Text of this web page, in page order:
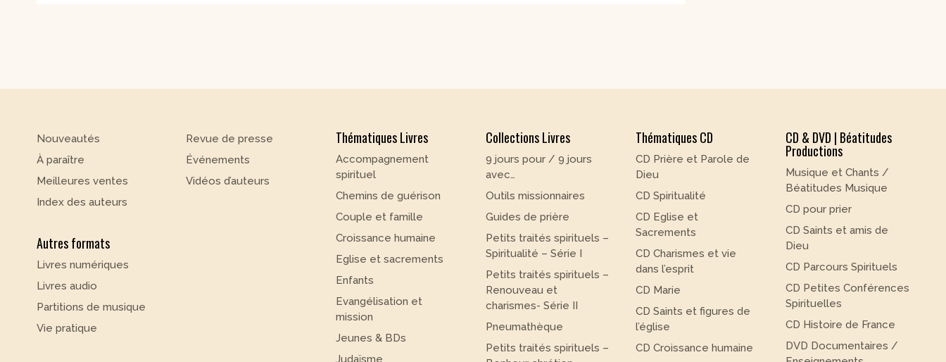
Nouveautés
À paraître
Meilleures ventes
Index des auteurs
Autres formats
Livres numériques
Livres audio
Partitions de musique
Vie pratique
Revue de presse
Événements
Vidéos d’auteurs
Thématiques Livres
Accompagnement
spirituel
Chemins de guérison
Couple et famille
Croissance humaine
Eglise et sacrements
Enfants
Evangélisation et
mission
Jeunes & BDs
Judaïsme
Collections Livres
9 jours pour / 9 jours
avec…
Outils missionnaires
Guides de prière
Petits traités spirituels –
Spiritualité – Série I
Petits traités spirituels –
Renouveau et
charismes- Série II
Pneumathèque
Petits traités spirituels –
Thématiques CD
CD Prière et Parole de
Dieu
CD Spiritualité
CD Eglise et
Sacrements
CD Charismes et vie
dans l’esprit
CD Marie
CD Saints et figures de
l’église
CD Croissance humaine
CD & DVD | Béatitudes
Productions
Musique et Chants /
Béatitudes Musique
CD pour prier
CD Saints et amis de
Dieu
CD Parcours Spirituels
CD Petites Conférences
Spirituelles
CD Histoire de France
DVD Documentaires /